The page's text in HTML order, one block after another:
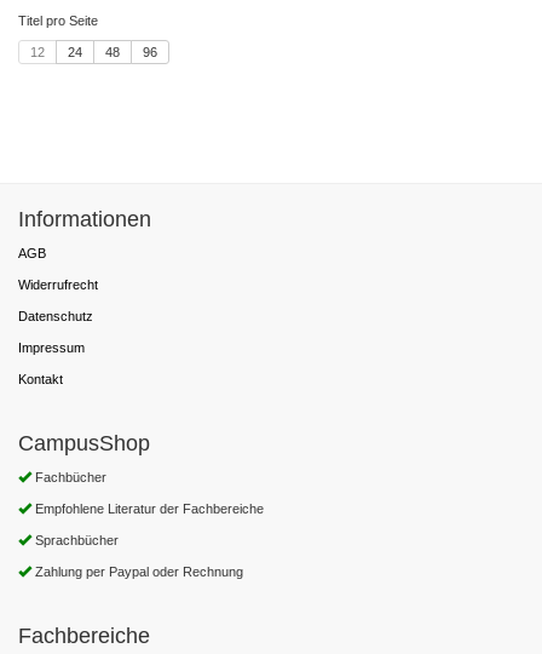
Titel pro Seite
12 24 48 96
Informationen
AGB
Widerrufrecht
Datenschutz
Impressum
Kontakt
CampusShop
Fachbücher
Empfohlene Literatur der Fachbereiche
Sprachbücher
Zahlung per Paypal oder Rechnung
Fachbereiche